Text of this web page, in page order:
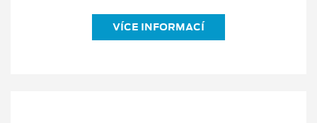
VÍCE INFORMACÍ